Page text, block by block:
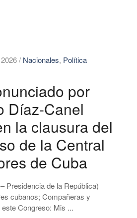
/ Nacionales, Política
por
Díaz-Canel
la clausura del
de la Central
de Cuba
Presidencia de la República)
cubanos; Compañeras y
Congreso: Mis ...